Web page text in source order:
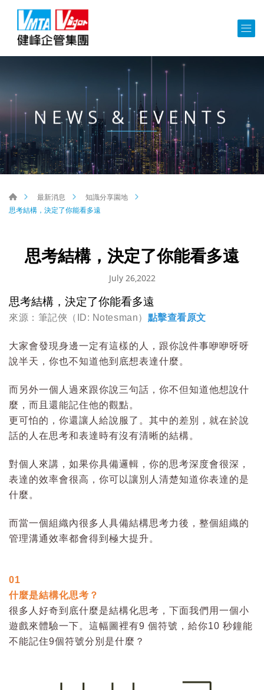
NEWS & EVENTS
最新消息
知識分享園地
思考結構，決定了你能看多遠
思考結構，決定了你能看多遠
July 26,2022
思考結構，決定了你能看多遠
來源：筆記俠（ID: Notesman） 點擊查看原文
大家會發現身邊一定有這樣的人，跟你說件事咿咿呀呀
說半天，你也不知道他到底想表達什麼。
而另外一個人過來跟你說三句話，你不但知道他想說什
麼，而且還能記住他的觀點。
更可怕的，你還讓人給說服了。其中的差別，就在於說
話的人在思考和表達時有沒有清晰的結構。
對個人來講，如果你具備邏輯，你的思考深度會很深，
表達的效率會很高，你可以讓別人清楚知道你表達的是
什麼。
而當一個組織內很多人具備結構思考力後，整個組織的
管理溝通效率都會得到極大提升。
01
什麼是結構化思考？
很多人好奇到底什麼是結構化思考，下面我們用一個小
遊戲來體驗一下。這幅圖裡有9 個符號，給你10 秒鐘能
不能記住9個符號分別是什麼？